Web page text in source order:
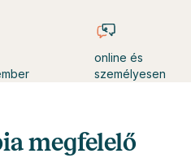
online és
személyesen
megfelelő